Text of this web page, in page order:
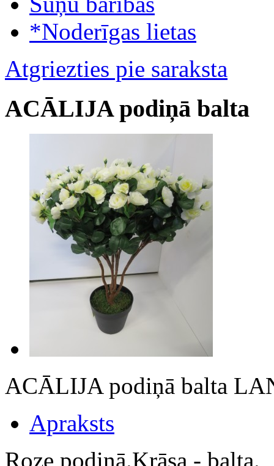
*Noderīgas lietas
Atgriezties pie saraksta
ACĀLIJA podiņā balta
ACĀLIJA podiņā balta
Apraksts
Roze podiņā.Krāsa - balta.